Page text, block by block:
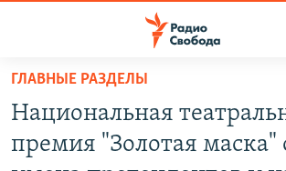
упрощенного
доступа
ПОДКАСТЫ
АВТОРСКИЕ ПРОЕКТЫ
ГЛАВНЫЕ РАЗДЕЛЫ
Национальная
премия "Золотая маска"